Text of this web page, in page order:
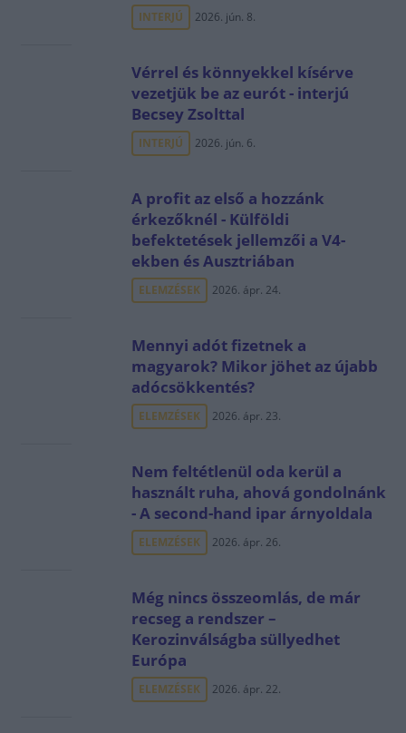
INTERJÚ 2026. jún. 8.
Vérrel és könnyekkel kísérve
vezetjük be az eurót - interjú
Becsey Zsolttal
INTERJÚ 2026. jún. 6.
A profit az első a hozzánk
érkezőknél - Külföldi
befektetések jellemzői a V4-
ekben és Ausztriában
ELEMZÉSEK 2026. ápr. 24.
Mennyi adót fizetnek a
magyarok? Mikor jöhet az újabb
adócsökkentés?
ELEMZÉSEK 2026. ápr. 23.
Nem feltétlenül oda kerül a
használt ruha, ahová gondolnánk
- A second-hand ipar árnyoldala
ELEMZÉSEK 2026. ápr. 26.
Még nincs összeomlás, de már
recseg a rendszer –
Kerozinválságba süllyedhet
Európa
ELEMZÉSEK 2026. ápr. 22.